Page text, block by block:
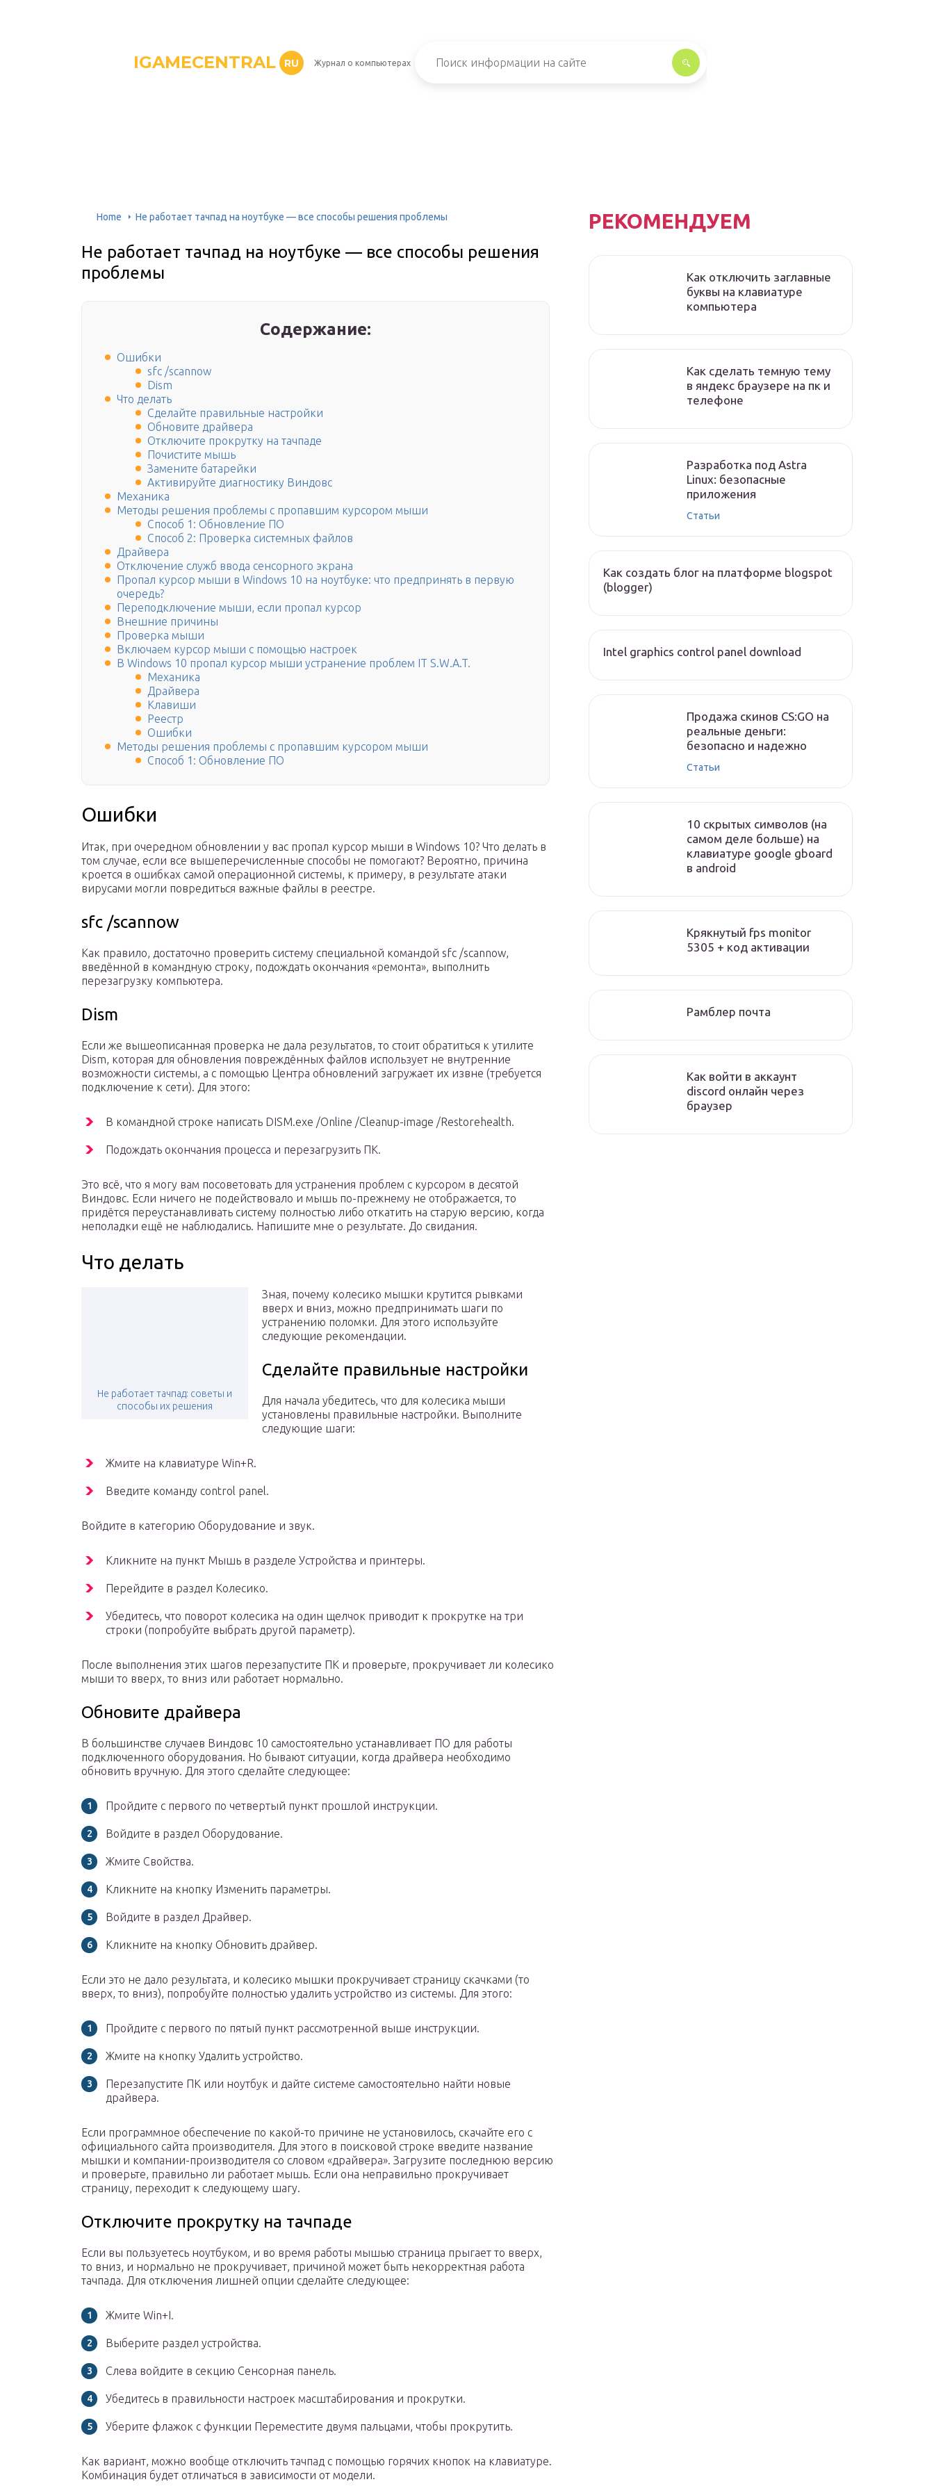
IGAMECENTRAL RU Журнал о компьютерах
Home Не работает тачпад на ноутбуке — все способы решения проблемы
Не работает тачпад на ноутбуке — все способы решения
проблемы
Содержание:
Ошибки
sfc /scannow
Dism
Что делать
Сделайте правильные настройки
Обновите драйвера
Отключите прокрутку на тачпаде
Почистите мышь
Замените батарейки
Активируйте диагностику Виндовс
Механика
Методы решения проблемы с пропавшим курсором мыши
Способ 1: Обновление ПО
Способ 2: Проверка системных файлов
Драйвера
Отключение служб ввода сенсорного экрана
Пропал курсор мыши в Windows 10 на ноутбуке: что предпринять в первую
очередь?
Переподключение мыши, если пропал курсор
Внешние причины
Проверка мыши
Включаем курсор мыши с помощью настроек
В Windows 10 пропал курсор мыши устранение проблем IT S.W.A.T.
Механика
Драйвера
Клавиши
Реестр
Ошибки
Методы решения проблемы с пропавшим курсором мыши
Способ 1: Обновление ПО
Ошибки
Итак, при очередном обновлении у вас пропал курсор мыши в Windows 10? Что делать в
том случае, если все вышеперечисленные способы не помогают? Вероятно, причина
кроется в ошибках самой операционной системы, к примеру, в результате атаки
вирусами могли повредиться важные файлы в реестре.
sfc /scannow
Как правило, достаточно проверить систему специальной командой sfc /scannow,
введённой в командную строку, подождать окончания «ремонта», выполнить
перезагрузку компьютера.
Dism
Если же вышеописанная проверка не дала результатов, то стоит обратиться к утилите
Dism, которая для обновления повреждённых файлов использует не внутренние
возможности системы, а с помощью Центра обновлений загружает их извне (требуется
подключение к сети). Для этого:
В командной строке написать DISM.exe /Online /Cleanup-image /Restorehealth.
Подождать окончания процесса и перезагрузить ПК.
Это всё, что я могу вам посоветовать для устранения проблем с курсором в десятой
Виндовс. Если ничего не подействовало и мышь по-прежнему не отображается, то
придётся переустанавливать систему полностью либо откатить на старую версию, когда
неполадки ещё не наблюдались. Напишите мне о результате. До свидания.
Что делать
Не работает тачпад: советы и
способы их решения
Зная, почему колесико мышки крутится рывками
вверх и вниз, можно предпринимать шаги по
устранению поломки. Для этого используйте
следующие рекомендации.
Сделайте правильные настройки
Для начала убедитесь, что для колесика мыши
установлены правильные настройки. Выполните
следующие шаги:
Жмите на клавиатуре Win+R.
Введите команду control panel.
Войдите в категорию Оборудование и звук.
Кликните на пункт Мышь в разделе Устройства и принтеры.
Перейдите в раздел Колесико.
Убедитесь, что поворот колесика на один щелчок приводит к прокрутке на три
строки (попробуйте выбрать другой параметр).
После выполнения этих шагов перезапустите ПК и проверьте, прокручивает ли колесико
мыши то вверх, то вниз или работает нормально.
Обновите драйвера
В большинстве случаев Виндовс 10 самостоятельно устанавливает ПО для работы
подключенного оборудования. Но бывают ситуации, когда драйвера необходимо
обновить вручную. Для этого сделайте следующее:
Пройдите с первого по четвертый пункт прошлой инструкции.
Войдите в раздел Оборудование.
Жмите Свойства.
Кликните на кнопку Изменить параметры.
Войдите в раздел Драйвер.
Кликните на кнопку Обновить драйвер.
Если это не дало результата, и колесико мышки прокручивает страницу скачками (то
вверх, то вниз), попробуйте полностью удалить устройство из системы. Для этого:
Пройдите с первого по пятый пункт рассмотренной выше инструкции.
Жмите на кнопку Удалить устройство.
Перезапустите ПК или ноутбук и дайте системе самостоятельно найти новые
драйвера.
Если программное обеспечение по какой-то причине не установилось, скачайте его с
официального сайта производителя. Для этого в поисковой строке введите название
мышки и компании-производителя со словом «драйвера». Загрузите последнюю версию
и проверьте, правильно ли работает мышь. Если она неправильно прокручивает
страницу, переходит к следующему шагу.
Отключите прокрутку на тачпаде
Если вы пользуетесь ноутбуком, и во время работы мышью страница прыгает то вверх,
то вниз, и нормально не прокручивает, причиной может быть некорректная работа
тачпада. Для отключения лишней опции сделайте следующее:
Жмите Win+I.
Выберите раздел устройства.
Слева войдите в секцию Сенсорная панель.
Убедитесь в правильности настроек масштабирования и прокрутки.
Уберите флажок с функции Переместите двумя пальцами, чтобы прокрутить.
Как вариант, можно вообще отключить тачпад с помощью горячих кнопок на клавиатуре.
Комбинация будет отличаться в зависимости от модели.
РЕКОМЕНДУЕМ
Как отключить заглавные
буквы на клавиатуре
компьютера
Как сделать темную тему
в яндекс браузере на пк и
телефоне
Разработка под Astra
Linux: безопасные
приложения
Статьи
Как создать блог на платформе blogspot
(blogger)
Intel graphics control panel download
Продажа скинов CS:GO на
реальные деньги:
безопасно и надежно
Статьи
10 скрытых символов (на
самом деле больше) на
клавиатуре google gboard
в android
Крякнутый fps monitor
5305 + код активации
Рамблер почта
Как войти в аккаунт
discord онлайн через
браузер